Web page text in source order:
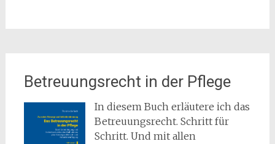
Betreuungsrecht in der Pflege
In diesem Buch erläutere ich das
Betreuungsrecht. Schritt für
Schritt. Und mit allen